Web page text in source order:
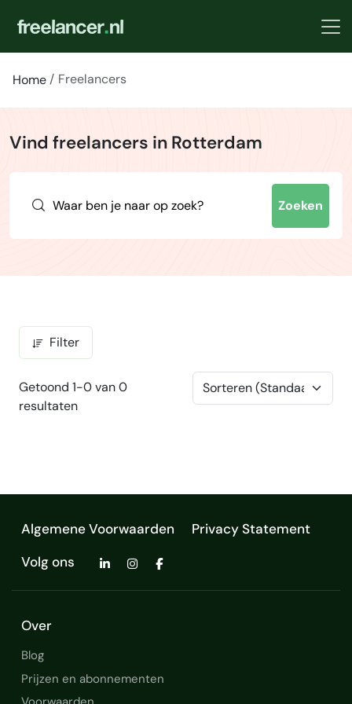
Home Freelancers
Vind freelancers in Rotterdam
Zoeken
Filter
Getoond 1-0 van 0
resultaten
Algemene Voorwaarden
Privacy Statement
Volg ons
Over
Blog
Prijzen en abonnementen